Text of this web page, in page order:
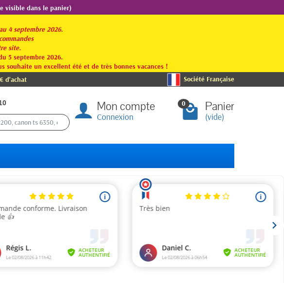
visible dans le panier)
4 septembre 2026.
site.
5 septembre 2026.
souhaite un excellent été et de très bonnes vacances !
d'achat Société Française
Mon compte
Connexion
0 Panier
(vide)